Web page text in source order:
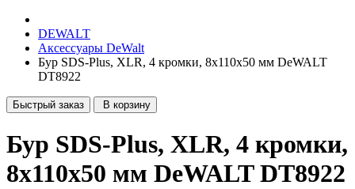
DEWALT
Аксессуары DeWalt
Бур SDS-Plus, XLR, 4 кромки, 8x110x50 мм DeWALT
DT8922
Быстрый заказ В корзину
Бур SDS-Plus, XLR, 4 кромки,
8x110x50 мм DeWALT DT8922